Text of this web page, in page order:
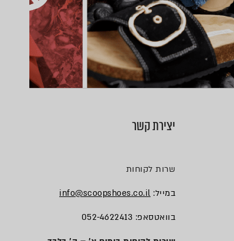
יצירת קשר
שרות לקוחות
במייל: info@scoopshoes.co.il
בוואטסאפ: 052-4622413